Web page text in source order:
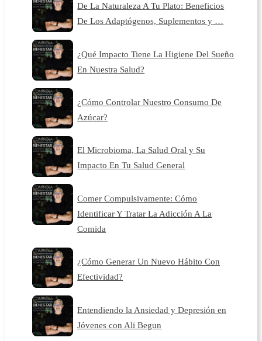
De La Naturaleza A Tu Plato: Beneficios
De Los Adaptógenos, Suplementos y …
¿Qué Impacto Tiene La Higiene Del Sueño
En Nuestra Salud?
¿Cómo Controlar Nuestro Consumo De
Azúcar?
El Microbioma, La Salud Oral y Su
Impacto En Tu Salud General
Comer Compulsivamente: Cómo
Identificar Y Tratar La Adicción A La
Comida
¿Cómo Generar Un Nuevo Hábito Con
Efectividad?
Entendiendo la Ansiedad y Depresión en
Jóvenes con Ali Begun